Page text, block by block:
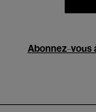
Abonnez-vous